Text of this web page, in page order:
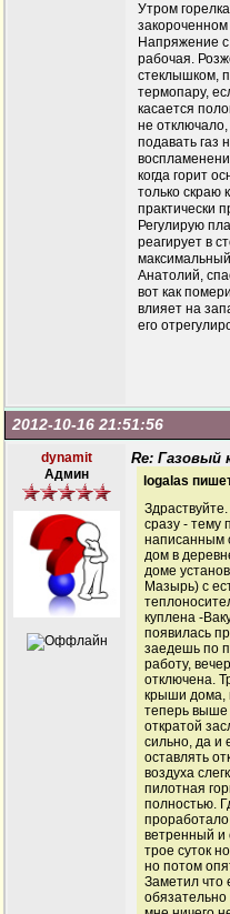
Утром
закороченном
Напряжение
рабочая.
стеклышком,
термопару,
касается
не
подавать газ
когда горит
только скраю
практически
Регулирую
реагирует в
Анатолий,
вот как
влияет на
его
2012-10-16 21:51:56
dynamit
Админ
Re: Газовый
logalas
сразу - тему
написанным
дом в
доме
Мазырь) с
куплена -
появилась
заедешь по
работу,
отключена.
крыши дома,
теперь выше
откратой
сильно, да и
оставлять
воздуха
пилотная
полностью.
ветренный и
трое суток
но потом
Заметил что
обязательно